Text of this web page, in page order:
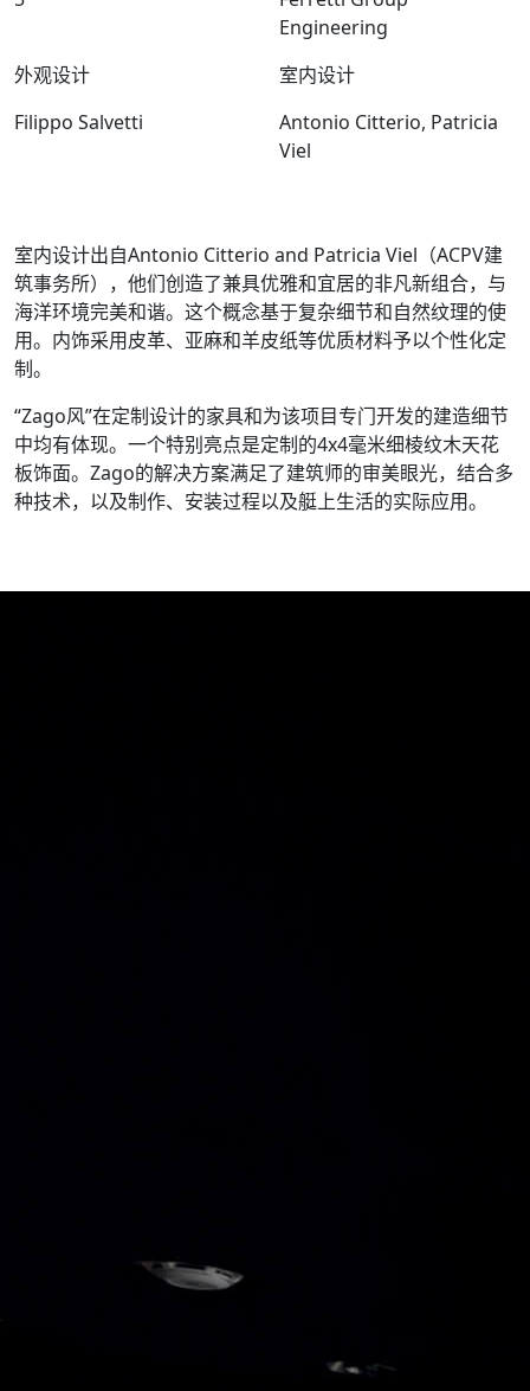
室内设计出自Antonio Citterio and Patricia Viel（ACPV建
筑事务所），他们创造了兼具优雅和宜居的非凡新组合，与
海洋环境完美和谐。这个概念基于复杂细节和自然纹理的使
用。内饰采用皮革、亚麻和羊皮纸等优质材料予以个性化定
制。
“Zago风”在定制设计的家具和为该项目专门开发的建造细节
中均有体现。一个特别亮点是定制的4x4毫米细棱纹木天花
板饰面。Zago的解决方案满足了建筑师的审美眼光，结合多
种技术，以及制作、安装过程以及艇上生活的实际应用。
Engineering
外观设计
Filippo Salvetti
室内设计
Antonio Citterio, Patricia
Viel